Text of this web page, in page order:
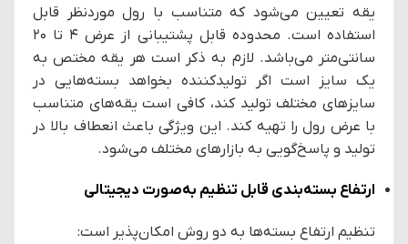
یقه تعیین می‌شود که متناسب با رول موردنظر قابل
استفاده است. محدوده قابل پشتیبانی از عرض ۴ تا ۲۰
سانتی‌متر می‌باشد. لازم به ذکر است هر یقه مختص به
یک سایز است اگر تولیدکننده بخواهد بسته‌هایی در
سایزهای مختلف تولید کند، کافی است یقه‌های متناسب
با عرض رول را تهیه کند. این ویژگی باعث انعطاف بالا در
تولید و پاسخ‌گویی به بازارهای مختلف می‌شود.
ارتفاع بسته‌بندی قابل تنظیم به‌صورت دیجیتالی
تنظیم ارتفاع بسته‌ها به دو روش امکان‌پذیر است: